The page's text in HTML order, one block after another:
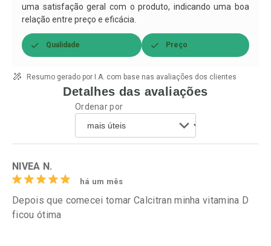
uma satisfação geral com o produto, indicando uma boa
relação entre preço e eficácia.
Qualidade Preço
Resumo gerado por I.A. com base nas avaliações dos clientes
Detalhes das avaliações
Ordenar por
NIVEA N.
há um mês
Depois que comecei tomar Calcitran minha vitamina D
ficou ótima